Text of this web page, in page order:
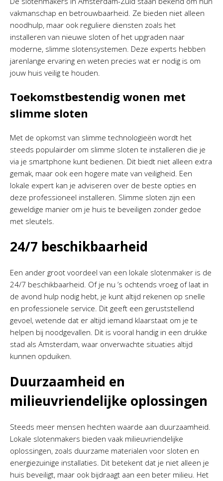
vakmanschap en betrouwbaarheid. Ze bieden niet alleen
noodhulp, maar ook reguliere diensten zoals het
installeren van nieuwe sloten of het upgraden naar
moderne, slimme slotensystemen. Deze experts hebben
jarenlange ervaring en weten precies wat er nodig is om
jouw huis veilig te houden.
Toekomstbestendig wonen met
slimme sloten
Met de opkomst van slimme technologieën wordt het
steeds populairder om slimme sloten te installeren die je
via je smartphone kunt bedienen. Dit biedt niet alleen extra
gemak, maar ook een hogere mate van veiligheid. Een
lokale expert kan je adviseren over de beste opties en
deze professioneel installeren. Slimme sloten zijn een
geweldige manier om je huis te beveiligen zonder gedoe
met sleutels.
24/7 beschikbaarheid
Een ander groot voordeel van een lokale slotenmaker is de
24/7 beschikbaarheid. Of je nu ’s ochtends vroeg of laat in
de avond hulp nodig hebt, je kunt altijd rekenen op snelle
en professionele service. Dit geeft een geruststellend
gevoel, wetende dat er altijd iemand klaarstaat om je te
helpen bij noodgevallen. Dit is vooral handig in een drukke
stad als Amsterdam, waar onverwachte situaties altijd
kunnen opduiken.
Duurzaamheid en
milieuvriendelijke oplossingen
Steeds meer mensen hechten waarde aan duurzaamheid.
Lokale slotenmakers bieden vaak milieuvriendelijke
oplossingen, zoals duurzame materialen voor sloten en
energiezuinige installaties. Dit betekent dat je niet alleen je
huis beveiligt, maar ook bijdraagt aan een beter milieu. Het